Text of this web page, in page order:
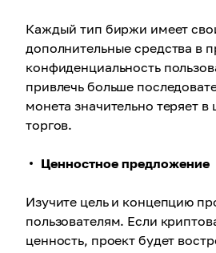
Каждый тип биржи имеет
дополнительные средства в
конфиденциальность
привлечь больше
монета значительно теряет
торгов.
Ценностное предложение
Изучите цель и концепцию
пользователям. Если
ценность, проект будет